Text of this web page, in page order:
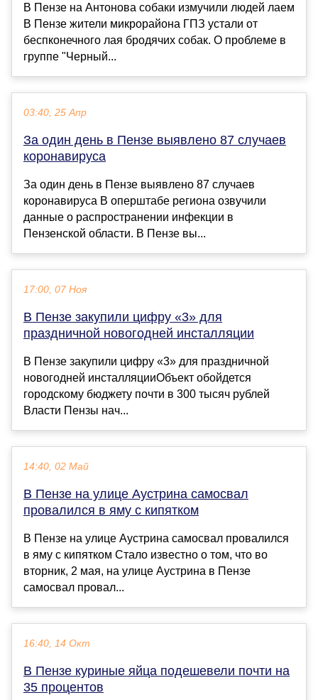
В Пензе на Антонова собаки измучили людей лаем
В Пензе жители микрорайона ГПЗ устали от
беспконечного лая бродячих собак. О проблеме в
группе "Черный...
03:40, 25 Апр
За один день в Пензе выявлено 87 случаев
коронавируса
За один день в Пензе выявлено 87 случаев
коронавируса В оперштабе региона озвучили
данные о распространении инфекции в
Пензенской области. В Пензе вы...
17:00, 07 Ноя
В Пензе закупили цифру «3» для
праздничной новогодней инсталляции
В Пензе закупили цифру «3» для праздничной
новогодней инсталляции​​​​​​​Объект обойдется
городскому бюджету почти в 300 тысяч рублей
Власти Пензы нач...
14:40, 02 Май
В Пензе на улице Аустрина самосвал
провалился в яму с кипятком
В Пензе на улице Аустрина самосвал провалился
в яму с кипятком Стало известно о том, что во
вторник, 2 мая, на улице Аустрина в Пензе
самосвал провал...
16:40, 14 Окт
В Пензе куриные яйца подешевели почти на
35 процентов